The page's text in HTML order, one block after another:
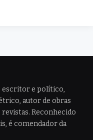
escritor e político,
autor de obras
Reconhecido
é comendador da